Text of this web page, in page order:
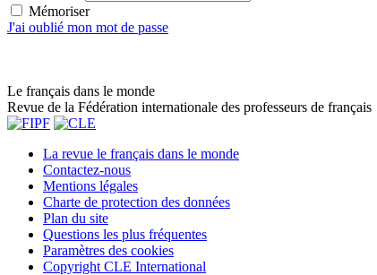
Mémoriser
J'ai oublié mon mot de passe
Le français dans le monde
Revue de la Fédération internationale des professeurs de français
La revue le français dans le monde
Contactez-nous
Mentions légales
Charte de protection des données
Plan du site
Questions les plus fréquentes
Paramètres des cookies
Copyright CLE International